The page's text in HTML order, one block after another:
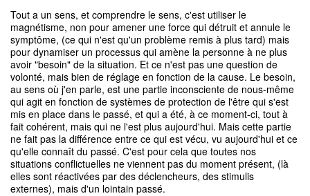
Tout a un sens, et comprendre le sens, c'est utiliser le
magnétisme, non pour amener une force qui détruit et annule le
symptôme, (ce qui n'est qu'un problème remis à plus tard) mais
pour dynamiser un processus qui amène la personne à ne plus
avoir "besoin" de la situation. Et ce n'est pas une question de
volonté, mais bien de réglage en fonction de la cause. Le besoin,
au sens où j'en parle, est une partie inconsciente de nous-même
qui agit en fonction de systèmes de protection de l'être qui s'est
mis en place dans le passé, et qui a été, à ce moment-ci, tout à
fait cohérent, mais qui ne l'est plus aujourd'hui. Mais cette partie
ne fait pas la différence entre ce qui est vécu, vu aujourd'hui et ce
qu'elle connaît du passé. C'est pour cela que toutes nos
situations conflictuelles ne viennent pas du moment présent, (là
elles sont réactivées par des déclencheurs, des stimulis
externes), mais d'un lointain passé.